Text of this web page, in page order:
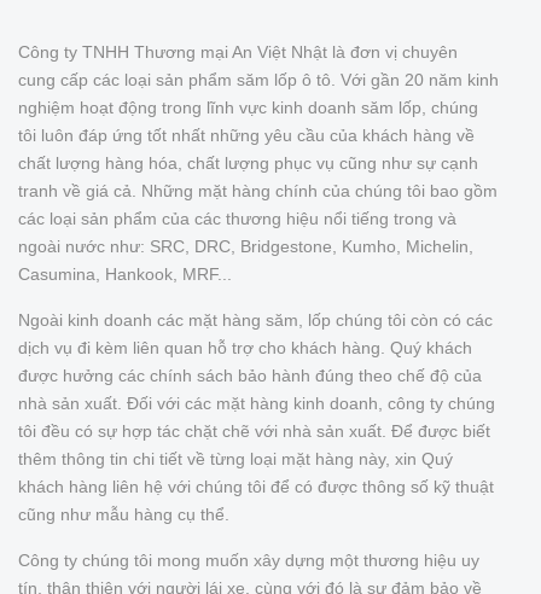
Công ty TNHH Thương mại An Việt Nhật là đơn vị chuyên
cung cấp các loại sản phẩm săm lốp ô tô. Với gần 20 năm kinh
nghiệm hoạt động trong lĩnh vực kinh doanh săm lốp, chúng
tôi luôn đáp ứng tốt nhất những yêu cầu của khách hàng về
chất lượng hàng hóa, chất lượng phục vụ cũng như sự cạnh
tranh về giá cả. Những mặt hàng chính của chúng tôi bao gồm
các loại sản phẩm của các thương hiệu nổi tiếng trong và
ngoài nước như: SRC, DRC, Bridgestone, Kumho, Michelin,
Casumina, Hankook, MRF...
Ngoài kinh doanh các mặt hàng săm, lốp chúng tôi còn có các
dịch vụ đi kèm liên quan hỗ trợ cho khách hàng. Quý khách
được hưởng các chính sách bảo hành đúng theo chế độ của
nhà sản xuất. Đối với các mặt hàng kinh doanh, công ty chúng
tôi đều có sự hợp tác chặt chẽ với nhà sản xuất. Để được biết
thêm thông tin chi tiết về từng loại mặt hàng này, xin Quý
khách hàng liên hệ với chúng tôi để có được thông số kỹ thuật
cũng như mẫu hàng cụ thể.
Công ty chúng tôi mong muốn xây dựng một thương hiệu uy
tín, thân thiện với người lái xe, cùng với đó là sự đảm bảo về